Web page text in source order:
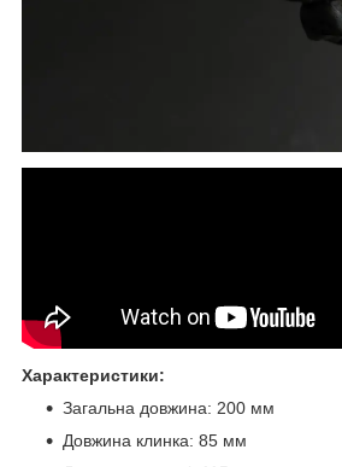
Характеристики:
Загальна довжина: 200 мм
Довжина клинка: 85 мм